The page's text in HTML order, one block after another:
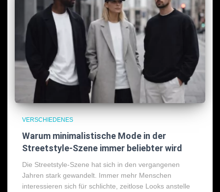
VERSCHIEDENES
Warum minimalistische Mode in der
Streetstyle-Szene immer beliebter wird
Die Streetstyle-Szene hat sich in den vergangenen
Jahren stark gewandelt. Immer mehr Menschen
interessieren sich für schlichte, zeitlose Looks anstelle